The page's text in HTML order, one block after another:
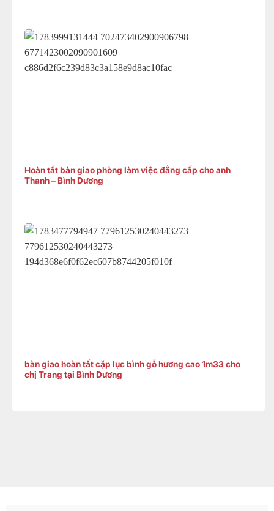
Hoàn tất bàn giao phòng làm việc đẳng cấp cho anh
Thanh – Bình Dương
bàn giao hoàn tất cặp lục bình gỗ hương cao 1m33 cho
chị Trang tại Bình Dương